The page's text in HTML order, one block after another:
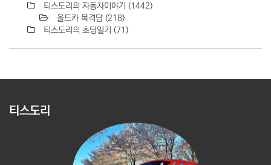
티스도리의 자동차이야기 (1442)
올드카 목격담 (218)
티스도리의 초딩일기 (71)
티스도리